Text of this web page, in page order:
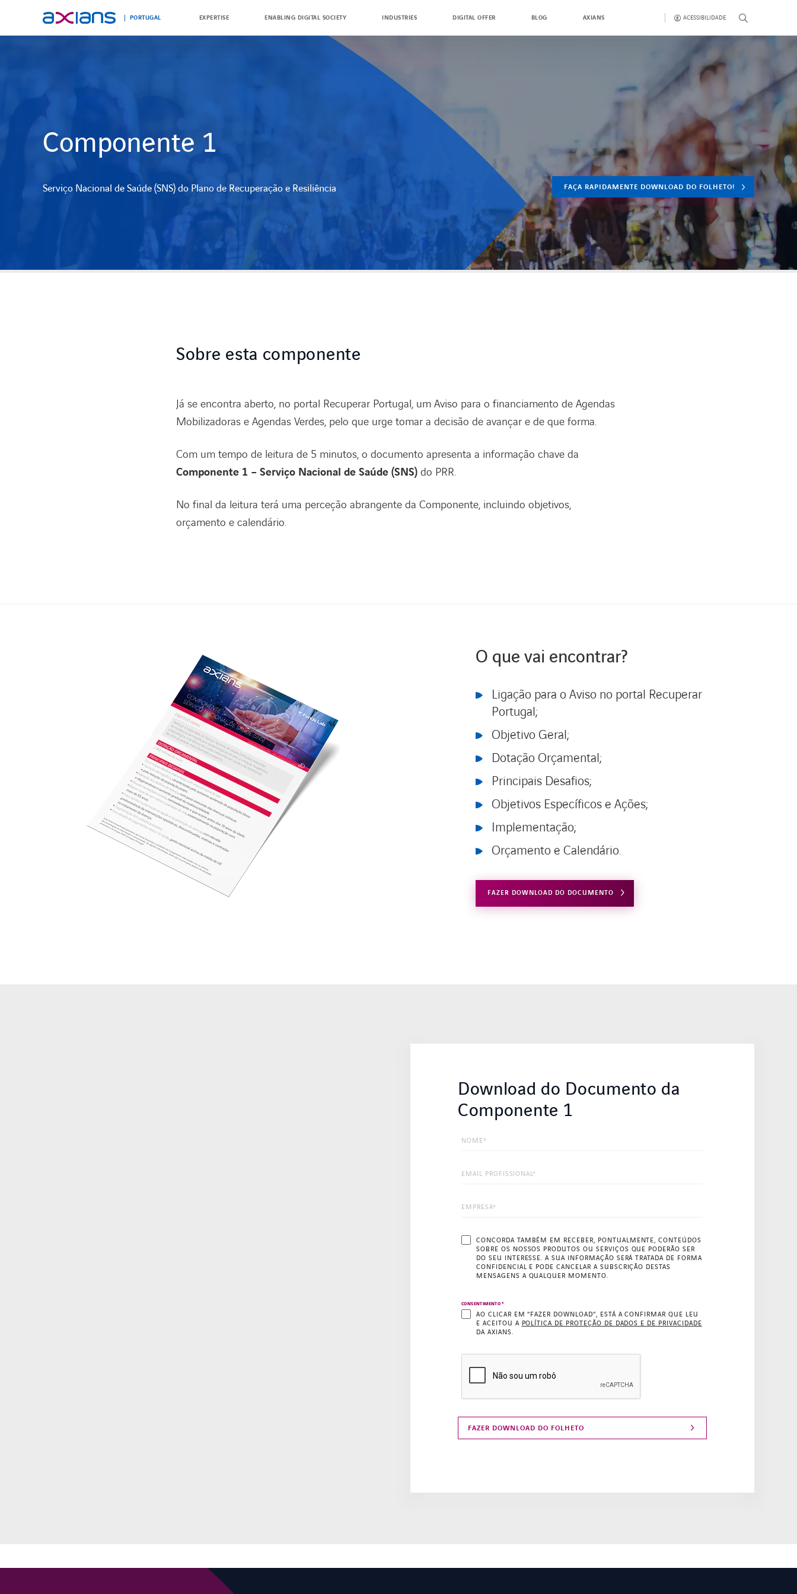
PORTUGAL EXPERTISE ENABLING DIGITAL SOCIETY INDUSTRIES DIGITAL OFFER BLOG AXIANS ACESSIBILIDADE
Componente 1
Serviço Nacional de Saúde (SNS) do Plano de Recuperação e Resiliência FAÇA RAPIDAMENTE DOWNLOAD DO FOLHETO!
Sobre esta componente
Já se encontra aberto, no portal Recuperar Portugal, um Aviso para o financiamento de Agendas
Mobilizadoras e Agendas Verdes, pelo que urge tomar a decisão de avançar e de que forma.
Com um tempo de leitura de 5 minutos, o documento apresenta a informação chave da
Componente 1 – Serviço Nacional de Saúde (SNS) do PRR.
No final da leitura terá uma perceção abrangente da Componente, incluindo objetivos,
orçamento e calendário.
O que vai encontrar?
Ligação para o Aviso no portal Recuperar
Portugal;
Objetivo Geral;
Dotação Orçamental;
Principais Desafios;
Objetivos Específicos e Ações;
Implementação;
Orçamento e Calendário.
FAZER DOWNLOAD DO DOCUMENTO
Download do Documento da
Componente 1
CONCORDA TAMBÉM EM RECEBER, PONTUALMENTE, CONTEÚDOS
SOBRE OS NOSSOS PRODUTOS OU SERVIÇOS QUE PODERÃO SER
DO SEU INTERESSE. A SUA INFORMAÇÃO SERÁ TRATADA DE FORMA
CONFIDENCIAL E PODE CANCELAR A SUBSCRIÇÃO DESTAS
MENSAGENS A QUALQUER MOMENTO.
CONSENTIMENTO *
AO CLICAR EM “FAZER DOWNLOAD”, ESTÁ A CONFIRMAR QUE LEU
E ACEITOU A POLÍTICA DE PROTEÇÃO DE DADOS E DE PRIVACIDADE
DA AXIANS.